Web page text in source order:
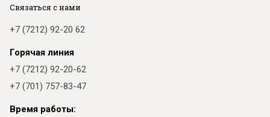
Связаться с нами
+7 (7212) 92-20 62
Горячая линия
+7 (7212) 92-20-62
+7 (701) 757-83-47
Время работы: